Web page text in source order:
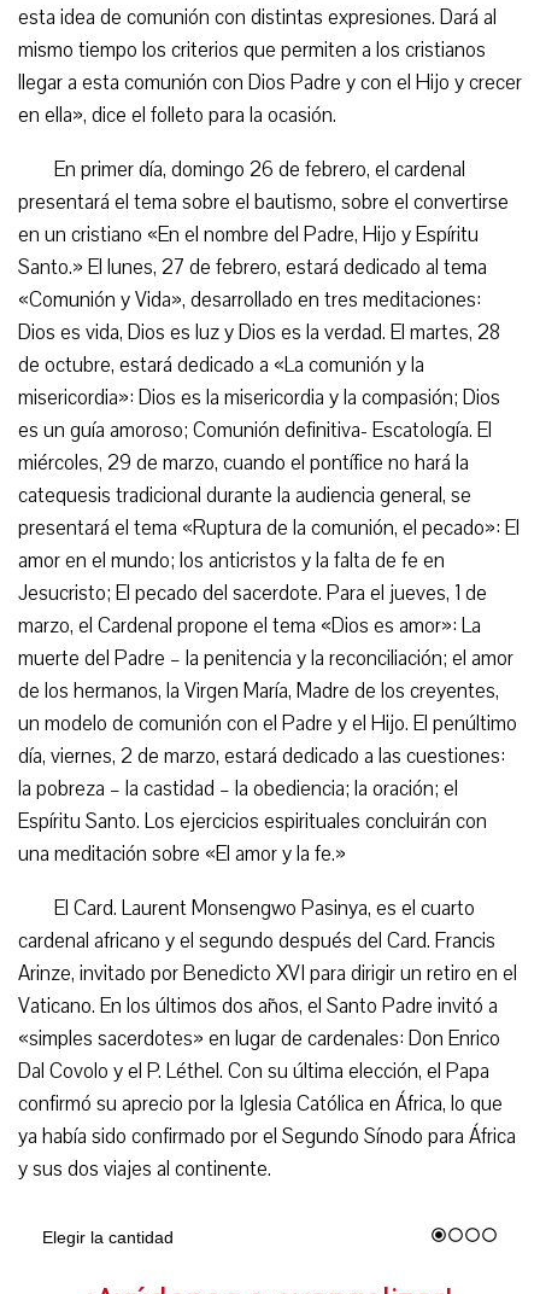
esta idea de comunión con distintas expresiones. Dará al
mismo tiempo los criterios que permiten a los cristianos
llegar a esta comunión con Dios Padre y con el Hijo y crecer
en ella», dice el folleto para la ocasión.
En primer día, domingo 26 de febrero, el cardenal
presentará el tema sobre el bautismo, sobre el convertirse
en un cristiano «En el nombre del Padre, Hijo y Espíritu
Santo.» El lunes, 27 de febrero, estará dedicado al tema
«Comunión y Vida», desarrollado en tres meditaciones:
Dios es vida, Dios es luz y Dios es la verdad. El martes, 28
de octubre, estará dedicado a «La comunión y la
misericordia»: Dios es la misericordia y la compasión; Dios
es un guía amoroso; Comunión definitiva- Escatología. El
miércoles, 29 de marzo, cuando el pontífice no hará la
catequesis tradicional durante la audiencia general, se
presentará el tema «Ruptura de la comunión, el pecado»: El
amor en el mundo; los anticristos y la falta de fe en
Jesucristo; El pecado del sacerdote. Para el jueves, 1 de
marzo, el Cardenal propone el tema «Dios es amor»: La
muerte del Padre – la penitencia y la reconciliación; el amor
de los hermanos, la Virgen María, Madre de los creyentes,
un modelo de comunión con el Padre y el Hijo. El penúltimo
día, viernes, 2 de marzo, estará dedicado a las cuestiones:
la pobreza – la castidad – la obediencia; la oración; el
Espíritu Santo. Los ejercicios espirituales concluirán con
una meditación sobre «El amor y la fe.»
El Card. Laurent Monsengwo Pasinya, es el cuarto
cardenal africano y el segundo después del Card. Francis
Arinze, invitado por Benedicto XVI para dirigir un retiro en el
Vaticano. En los últimos dos años, el Santo Padre invitó a
«simples sacerdotes» en lugar de cardenales: Don Enrico
Dal Covolo y el P. Léthel. Con su última elección, el Papa
confirmó su aprecio por la Iglesia Católica en África, lo que
ya había sido confirmado por el Segundo Sínodo para África
y sus dos viajes al continente.